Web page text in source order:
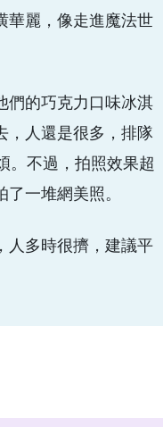
華麗，像走進魔法世
們的巧克力口味冰淇
，人還是很多，排隊
。不過，拍照效果超
一堆網美照。
人多時很擠，建議平